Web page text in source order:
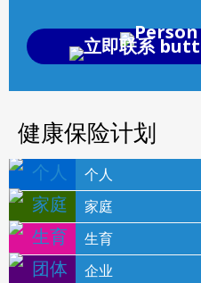
健康保险计划
个人
家庭
生育
企业